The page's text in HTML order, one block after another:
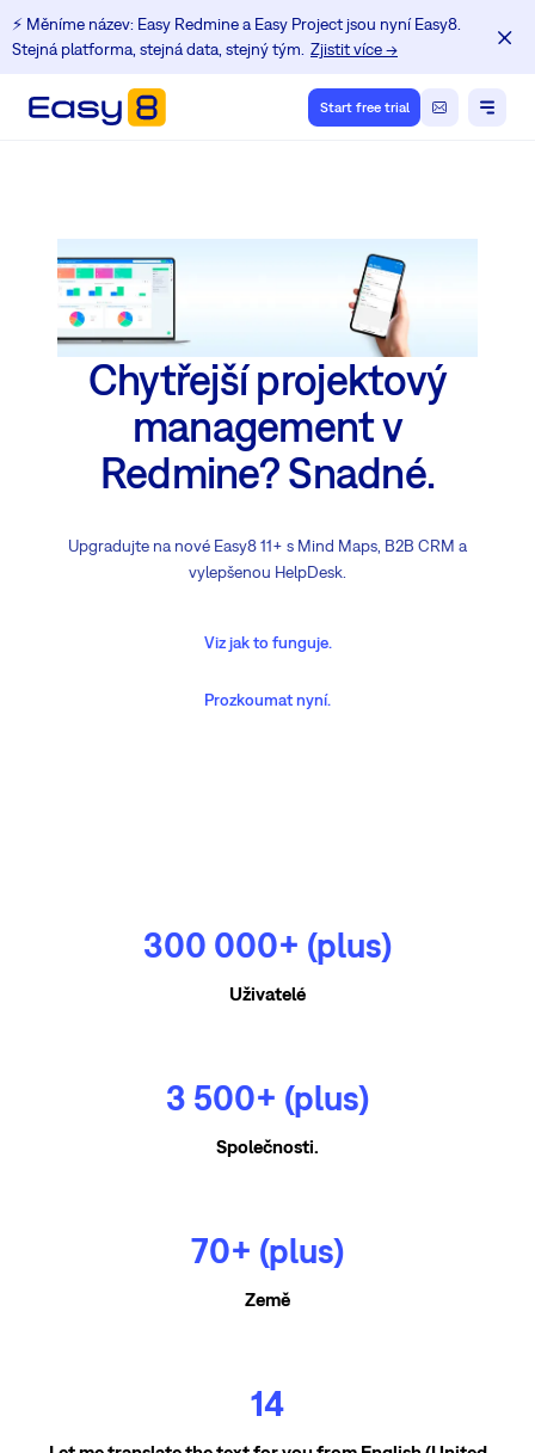
⚡️ Měníme název: Easy Redmine a Easy Project jsou nyní Easy8.
Stejná platforma, stejná data, stejný tým. Zjistit více →
Start free trial
Chytřejší projektový
management v
Redmine? Snadné.
Upgradujte na nové Easy8 11+ s Mind Maps, B2B CRM a
vylepšenou HelpDesk.
Viz jak to funguje.
Prozkoumat nyní.
300 000+ (plus)
Uživatelé
3 500+ (plus)
Společnosti.
70+ (plus)
Země
14